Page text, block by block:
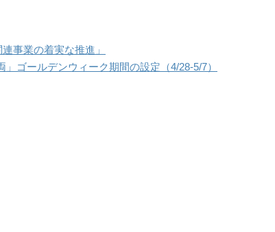
事業の着実な推進」
ゴールデンウィーク期間の設定（4/28-5/7）